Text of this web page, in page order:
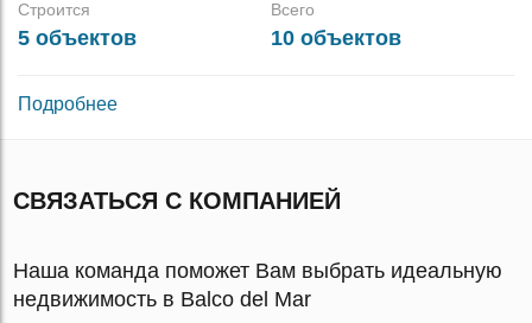
Строится
5 объектов
Всего
10 объектов
Подробнее
СВЯЗАТЬСЯ С КОМПАНИЕЙ
Наша команда поможет Вам выбрать идеальную
недвижимость в Balco del Mar